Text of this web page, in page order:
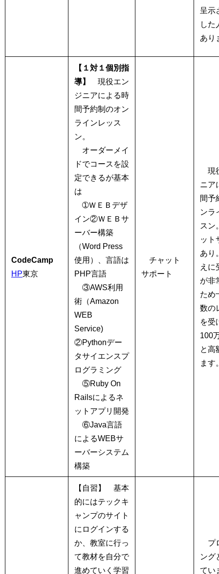
呈示
した
あり
CodeCamp
HP東京
【１対１個別指
導】
現役エン
ジニアによる時
間予約制のオン
ラインレッス
ン。
オーダーメイ
ドでコースを設
定できるが基本
は
➀ＷＥＢデザ
イン②ＷＥＢサ
ーバー構築
（Word Press
使用）、言語は
PHP言語
③AWS利用
術（Amazon
WEB
Service)
②Pythonデー
タサイエンスプ
ログラミング
⑤Ruby On
Railsによるネ
ットアプリ開発
⑥Java言語
によるWEBサ
ーバーシステム
構築
チャット
サポート
現
ニア
間予
ンラ
ス
ット
あ
えに
が非
ため
数の
を受
100
と高
ます
【自習】
基本
的にはテックキ
ャンプのサイト
にログインする
か、教室に行っ
て教材を自分で
進めていく学習
プ
ング
てい